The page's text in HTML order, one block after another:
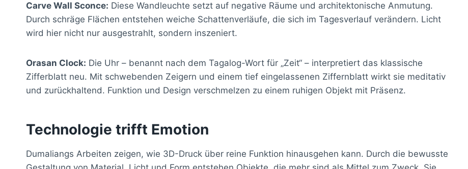
Carve Wall Sconce: Diese Wandleuchte setzt auf negative Räume und architektonische Anmutung.
Durch schräge Flächen entstehen weiche Schattenverläufe, die sich im Tagesverlauf verändern. Licht
wird hier nicht nur ausgestrahlt, sondern inszeniert.
Orasan Clock: Die Uhr – benannt nach dem Tagalog-Wort für „Zeit“ – interpretiert das klassische
Zifferblatt neu. Mit schwebenden Zeigern und einem tief eingelassenen Ziffernblatt wirkt sie meditativ
und zurückhaltend. Funktion und Design verschmelzen zu einem ruhigen Objekt mit Präsenz.
Technologie trifft Emotion
Dumaliangs Arbeiten zeigen, wie 3D-Druck über reine Funktion hinausgehen kann. Durch die bewusste